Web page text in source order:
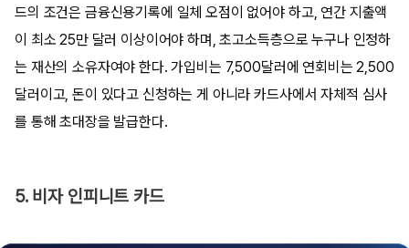
드의 조건은 금융신용기록에 일체 오점이 없어야 하고, 연간 지출액
이 최소 25만 달러 이상이어야 하며, 초고소득층으로 누구나 인정하
는 재산의 소유자여야 한다. 가입비는 7,500달러에 연회비는 2,500
달러이고, 돈이 있다고 신청하는 게 아니라 카드사에서 자체적 심사
를 통해 초대장을 발급한다.
5. 비자 인피니트 카드